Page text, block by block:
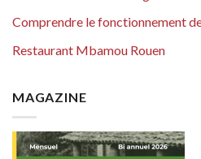
Comprendre le fonctionnement
Restaurant Mbamou Rouen
MAGAZINE